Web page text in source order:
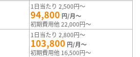
1日当たり 2,500円～
94,800 円/月～
初期費用他 22,000円～
1日当たり 2,800円～
103,800 円/月～
初期費用他 16,500円～